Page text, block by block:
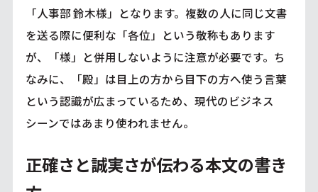
「人事部 鈴木様」となります。複数の人に同じ文書
を送る際に便利な「各位」という敬称もあります
が、「様」と併用しないように注意が必要です。ち
なみに、「殿」は目上の方から目下の方へ使う言葉
という認識が広まっているため、現代のビジネス
シーンではあまり使われません。
正確さと誠実さが伝わる本文の書き